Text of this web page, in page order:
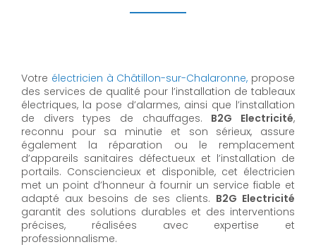
Votre électricien à Châtillon-sur-Chalaronne, propose
des services de qualité pour l’installation de tableaux
électriques, la pose d’alarmes, ainsi que l’installation
de divers types de chauffages. B2G Electricité,
reconnu pour sa minutie et son sérieux, assure
également la réparation ou le remplacement
d’appareils sanitaires défectueux et l’installation de
portails. Consciencieux et disponible, cet électricien
met un point d’honneur à fournir un service fiable et
adapté aux besoins de ses clients. B2G Electricité
garantit des solutions durables et des interventions
précises, réalisées avec expertise et
professionnalisme.